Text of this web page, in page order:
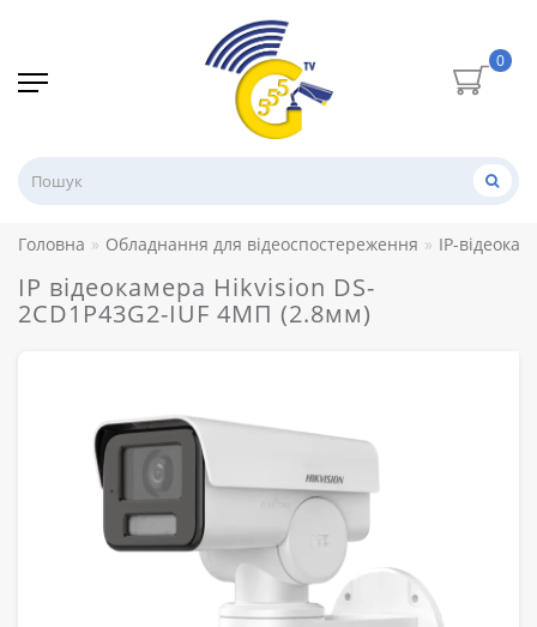
0
Головна Обладнання для відеоспостереження IP-
IP відеокамера Hikvision DS-
2CD1P43G2-IUF 4МП (2.8мм)